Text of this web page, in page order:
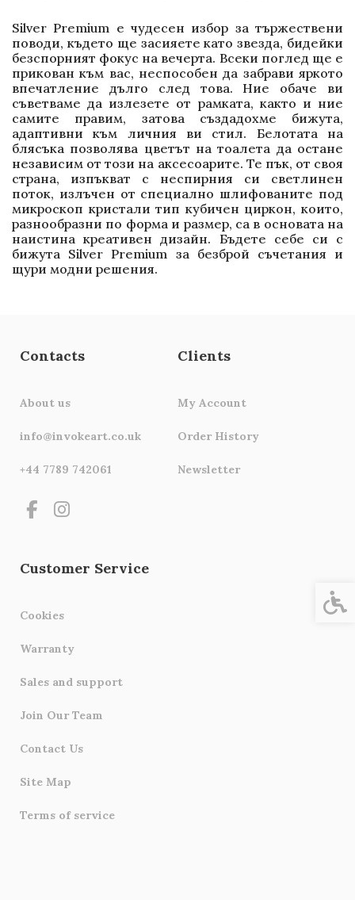
Silver Premium е чудесен избор за тържествени
поводи, където ще засияете като звезда, бидейки
безспорният фокус на вечерта. Всеки поглед ще е
прикован към вас, неспособен да забрави яркото
впечатление дълго след това. Ние обаче ви
съветваме да излезете от рамката, както и ние
самите правим, затова създадохме бижута,
адаптивни към личния ви стил. Белотата на
блясъка позволява цветът на тоалета да остане
независим от този на аксесоарите. Те пък, от своя
страна, изпъкват с неспирния си светлинен
поток, излъчен от специално шлифованите под
микроскоп кристали тип кубичен циркон, които,
разнообразни по форма и размер, са в основата на
наистина креативен дизайн. Бъдете себе си с
бижута Silver Premium за безброй съчетания и
щури модни решения.
Contacts
About us
info@invokeart.co.uk
+44 7789 742061
Customer Service
Cookies
Warranty
Sales and support
Join Our Team
Contact Us
Site Map
Terms of service
Clients
My Account
Order History
Newsletter